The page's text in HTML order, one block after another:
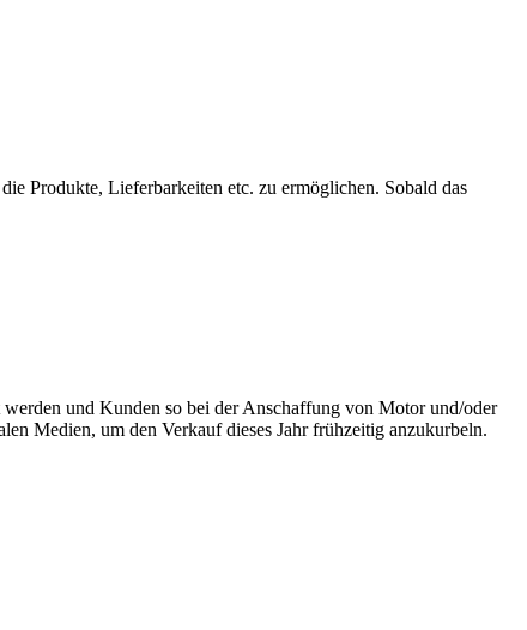
Produkte, Lieferbarkeiten etc. zu ermöglichen. Sobald das
und Kunden so bei der Anschaffung von Motor und/oder
Medien, um den Verkauf dieses Jahr frühzeitig anzukurbeln.